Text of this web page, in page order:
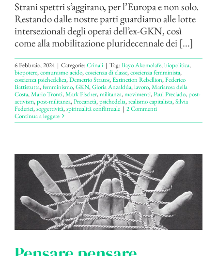
Strani spettri s’aggirano, per l’Europa e non solo.
Restando dalle nostre parti guardiamo alle lotte
intersezionali degli operai dell’ex-GKN, così
come alla mobilitazione pluridecennale dei [...]
6 Febbraio, 2024 | Categorie:Crinali | Tag:Bayo Akomolafe,biopolitica,
biopotere,comunismo acido,coscienza di classe,coscienza femminista,
coscienza psichedelica,Demetrio Stratos,Extinction Rebellion,Federico
Battistutta,femminismo,GKN,Gloria Anzaldúa,lavoro,Mariarosa della
Costa,Mario Tronti,Mark Fischer,militanza,movimenti,Paul Preciado,post-
activism,post-militanza,Precarietà,psichedelia,realismo capitalista,Silvia
Federici,soggettività,spiritualità conflittuale | 2 Commenti
Continua a leggere